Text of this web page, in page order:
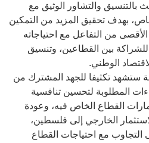
بالتنسيق والتشاور الوثيق مع
بهدف تحقيق المزيد من التمكين
من التفاعل مع احتياجاته
للشراكة بين القطاعين، وتنسيق
الوطني.
ستشهد تكثيفا للجهد المشترك من
المطلوبة لتحسين تنافسية
القطاع الخاص فيه، وعودة
الخارجي إلى فلسطين،
التجاوب مع احتياجات القطاع